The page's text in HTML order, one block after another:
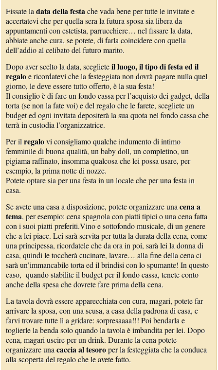
Fissate ladata della festache vada bene per tutte le invitate e
accertatevi che per quella sera la futura sposa sia libera da
appuntamenti con estetista, parrucchiere… nel fissare la data,
abbiate anche cura, se potete, di farla coincidere con quella
dell’addio al celibato del futuro marito.
Dopo aver scelto la data, sceglieteil luogo, il tipo di festa ed il
regaloe ricordatevi che la festeggiata non dovrà pagare nulla quel
giorno, le deve essere tutto offerto, è la sua festa!
Il consiglio è di fare un fondo cassa per l’acquisto dei gadget, della
torta (se non la fate voi) e del regalo che le farete, scegliete un
budget ed ogni invitata depositerà la sua quota nel fondo cassa che
terrà in custodia l’organizzatrice.
Per ilregalovi consigliamo qualche indumento di intimo
femminile di buona qualità, un baby doll, un completino, un
pigiama raffinato, insomma qualcosa che lei possa usare, per
esempio, la prima notte di nozze.
Potete optare sia per una festa in un locale che per una festa in
casa.
Se avete una casa a disposizione, potete organizzare unacena a
tema, per esempio: cena spagnola con piatti tipici o una cena fatta
con i suoi piatti preferiti.Vino e sottofondo musicale, di un genere
che a lei piace. Lei sarà servita per tutta la durata della cena, come
una principessa, ricordatele che da ora in poi, sarà lei la donna di
casa, quindi le toccherà cucinare, lavare… alla fine della cena ci
sarà un’immancabile torta ed il brindisi con lo spumante! In questo
caso, quando stabilite il budget per il fondo cassa, tenete conto
anche della spesa che dovrete fare prima della cena.
La tavola dovrà essere apparecchiata con cura, magari, potete far
arrivare la sposa, con una scusa, a casa della padrona di casa, e
farvi trovare tutte lì a gridare: sorpresaaaa!!! Poi bendarla e
toglierle la benda solo quando la tavola è imbandita per lei. Dopo
cena, magari uscire per un drink. Durante la cena potete
organizzare unacaccia al tesoroper la festeggiata che la conduca
alla scoperta del regalo che le avete fatto.